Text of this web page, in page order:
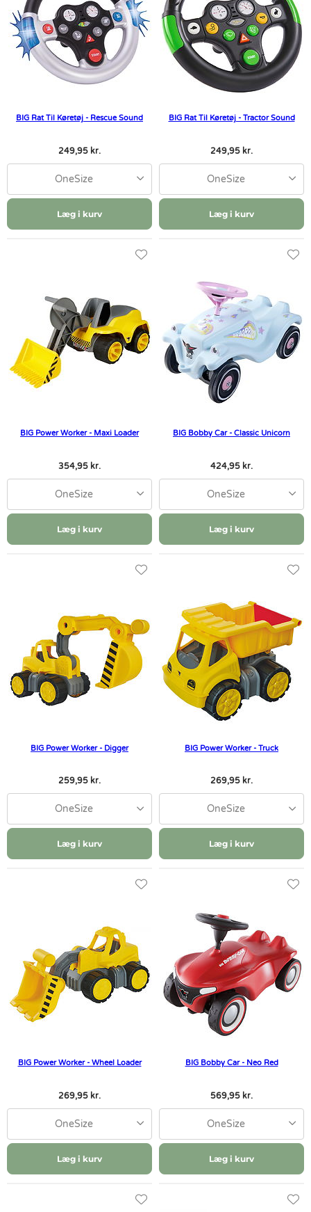
BIG Rat Til Køretøj - Rescue Sound
249,95 kr.
OneSize
Læg i kurv
BIG Rat Til Køretøj - Tractor Sound
249,95 kr.
OneSize
Læg i kurv
BIG Power Worker - Maxi Loader
354,95 kr.
OneSize
Læg i kurv
BIG Bobby Car - Classic Unicorn
424,95 kr.
OneSize
Læg i kurv
BIG Power Worker - Digger
259,95 kr.
OneSize
Læg i kurv
BIG Power Worker - Truck
269,95 kr.
OneSize
Læg i kurv
BIG Power Worker - Wheel Loader
269,95 kr.
OneSize
Læg i kurv
BIG Bobby Car - Neo Red
569,95 kr.
OneSize
Læg i kurv